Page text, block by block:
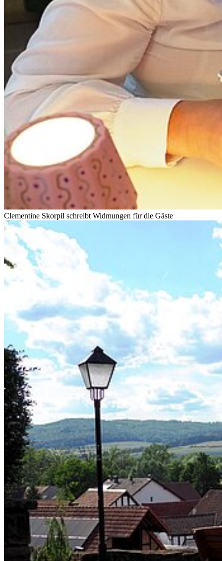
Clementine Skorpil schreibt Widmungen für die Gäste